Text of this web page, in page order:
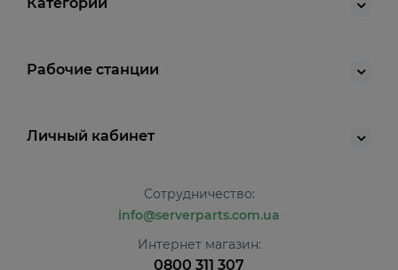
Рабочие станции
Личный кабинет
Сотрудничество:
info@serverparts.com.ua
Интернет магазин:
0800 311 307